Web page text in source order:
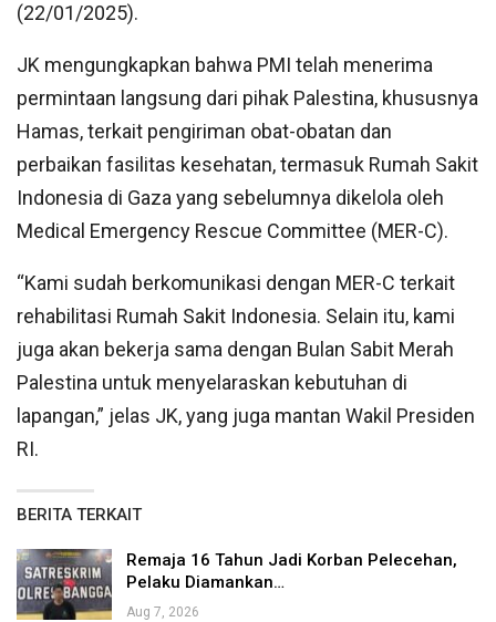
(22/01/2025).
JK mengungkapkan bahwa PMI telah menerima
permintaan langsung dari pihak Palestina, khususnya
Hamas, terkait pengiriman obat-obatan dan
perbaikan fasilitas kesehatan, termasuk Rumah Sakit
Indonesia di Gaza yang sebelumnya dikelola oleh
Medical Emergency Rescue Committee (MER-C).
“Kami sudah berkomunikasi dengan MER-C terkait
rehabilitasi Rumah Sakit Indonesia. Selain itu, kami
juga akan bekerja sama dengan Bulan Sabit Merah
Palestina untuk menyelaraskan kebutuhan di
lapangan,” jelas JK, yang juga mantan Wakil Presiden
RI.
BERITA TERKAIT
Remaja 16 Tahun Jadi Korban Pelecehan,
Pelaku Diamankan…
Aug 7, 2026